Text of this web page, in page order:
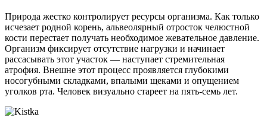
Природа жестко контролирует ресурсы организма. Как только
исчезает родной корень, альвеолярный отросток челюстной
кости перестает получать необходимое жевательное давление.
Организм фиксирует отсутствие нагрузки и начинает
рассасывать этот участок — наступает стремительная
атрофия. Внешне этот процесс проявляется глубокими
носогубными складками, впалыми щеками и опущением
уголков рта. Человек визуально стареет на пять-семь лет.